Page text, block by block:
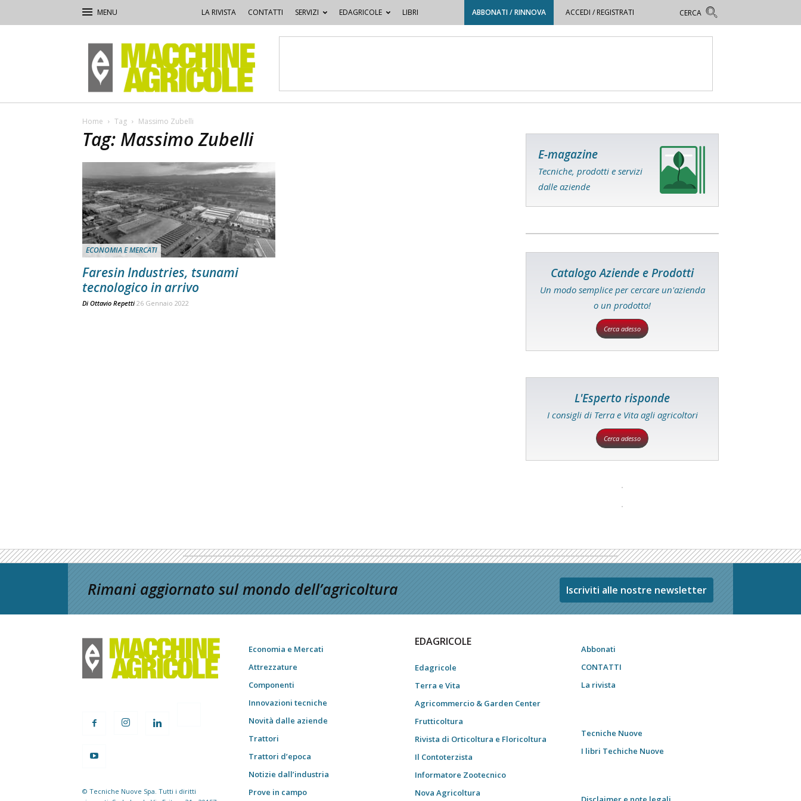
LA RIVISTA CONTATTI SERVIZI EDAGRICOLE LIBRI ABBONATI / RINNOVA ACCEDI / REGISTRATI
Macchine
Agricole
Home Tag Massimo Zubelli
Tag: Massimo Zubelli
ECONOMIA E MERCATI
Faresin Industries, tsunami
tecnologico in arrivo
Di Ottavio Repetti 26 Gennaio 2022
E-magazine
Tecniche, prodotti e servizi
dalle aziende
Catalogo Aziende e Prodotti
Un modo semplice per cercare un'azienda
o un prodotto!
Cerca adesso
L'Esperto risponde
I consigli di Terra e Vita agli agricoltori
Cerca adesso
Rimani aggiornato sul mondo dell’agricoltura Iscriviti alle nostre newsletter
© Tecniche Nuove Spa. Tutti i diritti
Economia e Mercati
Attrezzature
Componenti
Innovazioni tecniche
Novità dalle aziende
Trattori
Trattori d’epoca
Notizie dall’industria
Prove in campo
EDAGRICOLE
Edagricole
Terra e Vita
Agricommercio & Garden Center
Frutticoltura
Rivista di Orticoltura e Floricoltura
Il Contoterzista
Informatore Zootecnico
Nova Agricoltura
Abbonati
CONTATTI
La rivista
Tecniche Nuove
I libri Techiche Nuove